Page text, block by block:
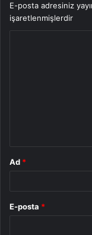
E-posta adresiniz
işaretlenmişlerdir
Ad *
E-posta *